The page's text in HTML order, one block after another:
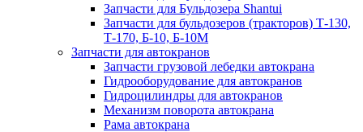
Запчасти для Бульдозера Shantui
Запчасти для бульдозеров (тракторов) Т-130,
Т-170, Б-10, Б-10М
Запчасти для автокранов
Запчасти грузовой лебедки автокрана
Гидрооборудование для автокранов
Гидроцилиндры для автокранов
Механизм поворота автокрана
Рама автокрана